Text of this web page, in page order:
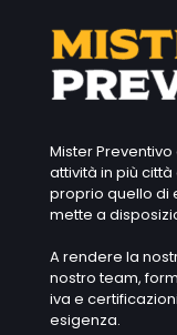
Mister
attività in più
proprio quello di
mette a
A rendere la
nostro team,
iva e
esigenza.